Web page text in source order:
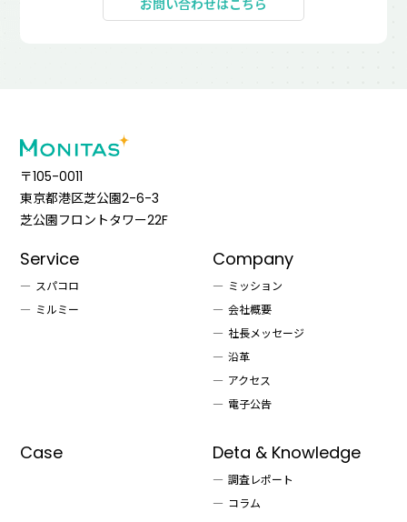
お問い合わせはこちら
〒105-0011
東京都港区芝公園2-6-3
芝公園フロントタワー22F
Service
スパコロ
ミルミー
Company
ミッション
会社概要
社長メッセージ
沿革
アクセス
電子公告
Case Deta & Knowledge
調査レポート
コラム